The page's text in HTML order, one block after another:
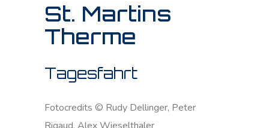
St. Martins
Therme
Tagesfahrt
Fotocredits © Rudy Dellinger, Peter